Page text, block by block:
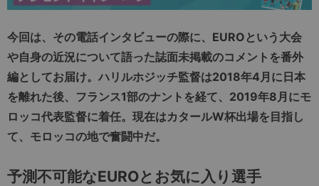
今回は、その電話インタビューの際に、EUROという大会
や自身の近況について語った誌面未掲載のコメントを番外
編としてお届け。ハリルホジッチ監督は2018年4月に日本
を離れた後、フランス1部のナントを経て、2019年8月にモ
ロッコ代表監督に着任。現在はカタールW杯出場を目指し
て、モロッコの地で奮闘中だ。
予測不可能なEUROとお気に入り選手